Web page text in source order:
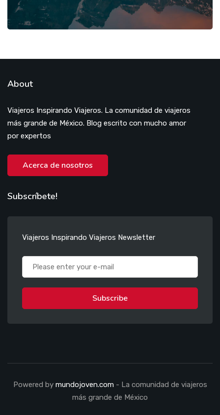
About
Viajeros Inspirando Viajeros. La comunidad de viajeros
más grande de México. Blog escrito con mucho amor
por expertos
Acerca de nosotros
Subscríbete!
Viajeros Inspirando Viajeros Newsletter
Subscribe
Powered by mundojoven.com- La comunidad de viajeros
más grande de México